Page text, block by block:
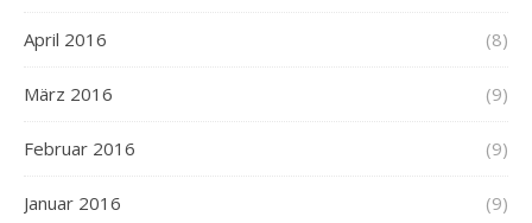
April 2016 (8)
März 2016 (9)
Februar 2016 (9)
Januar 2016 (9)